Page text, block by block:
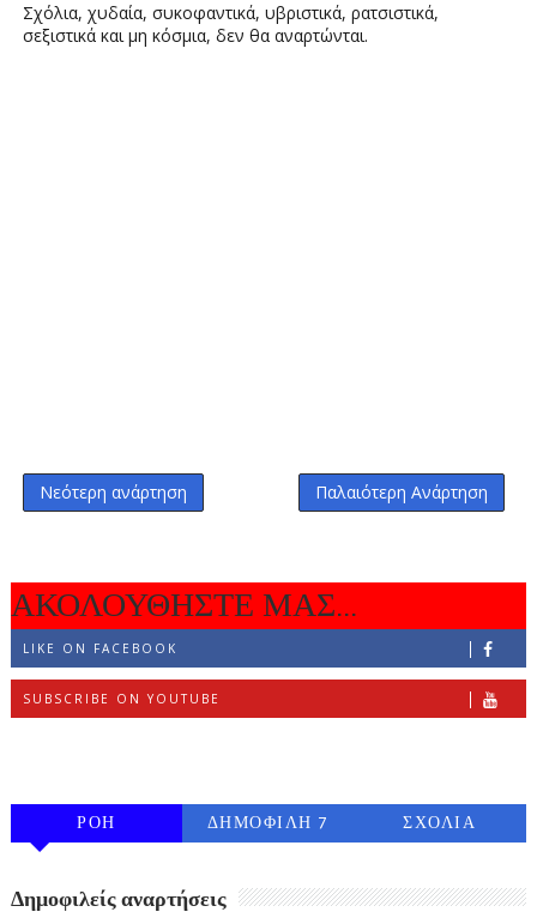
Σχόλια, χυδαία, συκοφαντικά, υβριστικά, ρατσιστικά,
σεξιστικά και μη κόσμια, δεν θα αναρτώνται.
Νεότερη ανάρτηση Παλαιότερη Ανάρτηση
ΑΚΟΛΟΥΘΗΣΤΕ ΜΑΣ...
LIKE ON FACEBOOK
SUBSCRIBE ON YOUTUBE
ΡΟΗ
ΔΗΜΟΦΙΛΗ 7
ΣΧΟΛΙΑ
Δημοφιλείς αναρτήσεις